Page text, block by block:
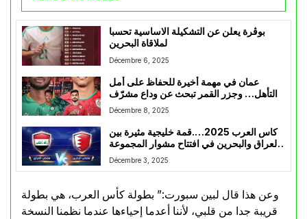
بوڤرة يعلن عن التشكيلة الاساسية تحسبا
لملاقاة البحرين
Décembre 6, 2025
عمان في مهمة أخيرة للحفاظ على أمل
التأهل… وجزر القمر تبحث عن وداع مشرّف
Décembre 8, 2025
كاس العرب 2025….قمة خليجية مثيرة بين
العراق والبحرين في افتتاح مشوار المجموعة
الرابعة
Décembre 3, 2025
وعن هذا قال لبين سبورت:” بطولة كأس العرب، هي بطولة
قريبة جدا من قلبي، لأننا أعدما إحياءها عندما نظمنا النسخة